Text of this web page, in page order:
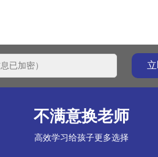
不满意换老师
高效学习给孩子更多选择